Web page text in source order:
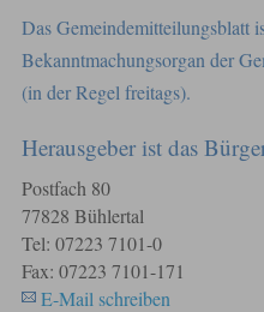
Das Gemeindemitteilungsblatt
Bekanntmachungsorgan der
(in der Regel freitags).
Herausgeber ist das
Postfach 80
77828 Bühlertal
Tel: 07223 7101-0
Fax: 07223 7101-171
E-Mail schreiben